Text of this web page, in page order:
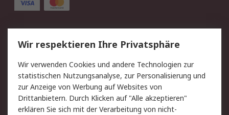
Service
Value Added Services
Lieferlösungen
Rücksendungen
Kontakt
Hilfe
Privatkunden
Rechtliches
Wir respektieren Ihre Privatsphäre
Wir verwenden Cookies und andere Technologien zur
statistischen Nutzungsanalyse, zur Personalisierung und
zur Anzeige von Werbung auf Websites von
Drittanbietern. Durch Klicken auf "Alle akzeptieren"
erklären Sie sich mit der Verarbeitung von nicht-